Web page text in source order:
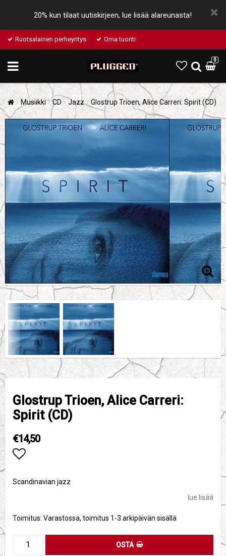
20% kun tilaat uutiskirjeen, lue lisää alareunasta!
Ruotsalainen perheyritys Oma tuonti
0
Musiikki CD Jazz Glostrup Trioen, Alice Carreri: Spirit (CD)
Glostrup Trioen, Alice Carreri:
Spirit (CD)
€14,50
Scandinavian jazz
lue lisää
Toimitus: Varastossa, toimitus 1-3 arkipäivän sisällä
OSTA